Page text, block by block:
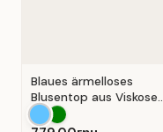
Blaues ärmelloses
Blusentop aus Viskose
mit V-Ausschnitt . Blau .